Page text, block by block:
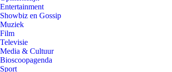
Entertainment
Showbiz en Gossip
Muziek
Film
Televisie
Media & Cultuur
Bioscoopagenda
Sport